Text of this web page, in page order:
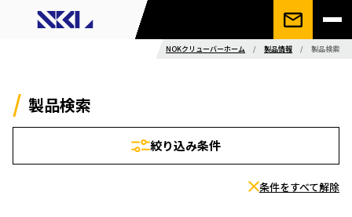
NOKクリューバーホーム / 製品情報 / 製品検索
製品検索
絞り込み条件
条件をすべて解除